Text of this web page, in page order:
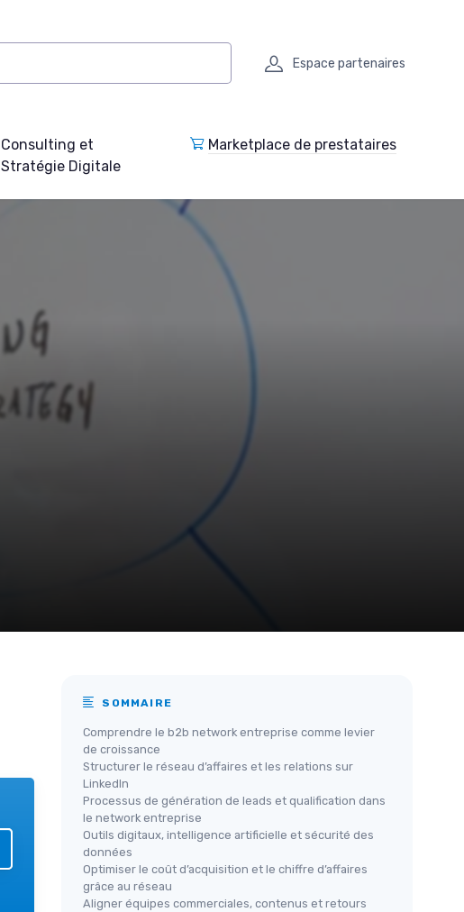
Espace partenaires
Consulting et
Stratégie Digitale
Marketplace de prestataires
SOMMAIRE
Comprendre le b2b network entreprise comme levier
de croissance
Structurer le réseau d’affaires et les relations sur
LinkedIn
Processus de génération de leads et qualification dans
le network entreprise
Outils digitaux, intelligence artificielle et sécurité des
données
Optimiser le coût d’acquisition et le chiffre d’affaires
grâce au réseau
Aligner équipes commerciales, contenus et retours